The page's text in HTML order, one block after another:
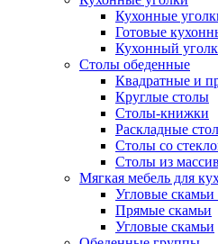
Кухонные
Готовые
Кухонный
Столы обеденные
Квадратные и
Круглые столы
Столы-книжки
Раскладные
Столы со
Столы из
Мягкая мебель для
Угловые
Прямые скамьи
Угловые скамьи